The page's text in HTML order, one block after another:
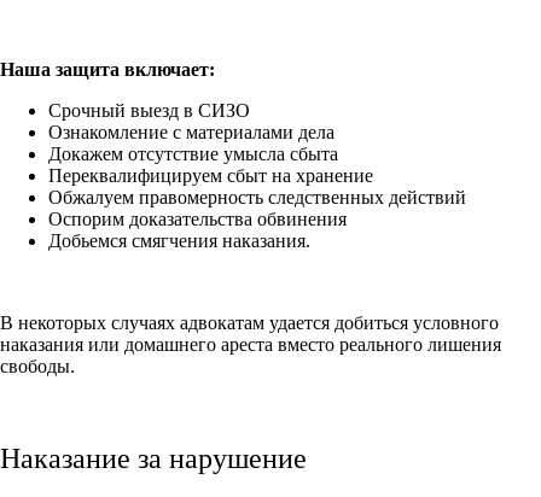
Наша защита включает:
Срочный выезд в СИЗО
Ознакомление с материалами дела
Докажем отсутствие умысла сбыта
Переквалифицируем сбыт на хранение
Обжалуем правомерность следственных действий
Оспорим доказательства обвинения
Добьемся смягчения наказания.
В некоторых случаях адвокатам удается добиться условного
наказания или домашнего ареста вместо реального лишения
свободы.
Наказание за нарушение